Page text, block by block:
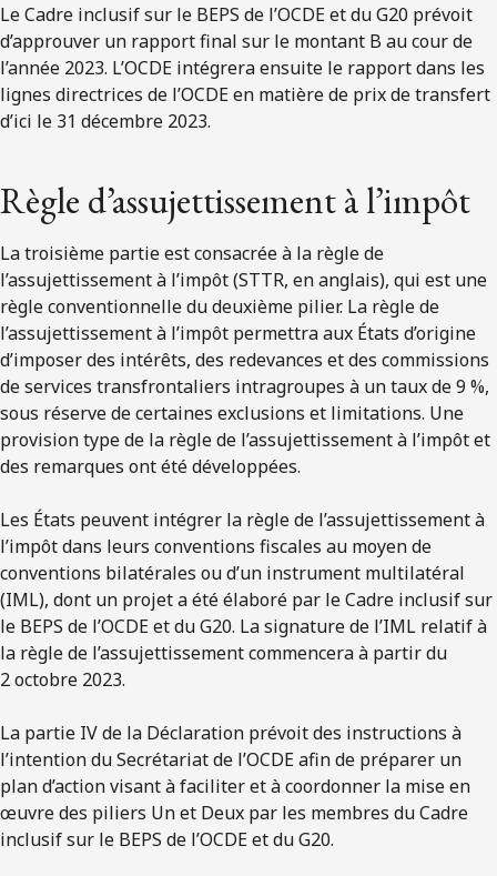
Le Cadre inclusif sur le BEPS de l’OCDE et du G20 prévoit
d’approuver un rapport final sur le montant B au cour de
l’année 2023. L’OCDE intégrera ensuite le rapport dans les
lignes directrices de l’OCDE en matière de prix de transfert
d’ici le 31 décembre 2023.
Règle d’assujettissement à l’impôt
La troisième partie est consacrée à la règle de
l’assujettissement à l’impôt (STTR, en anglais), qui est une
règle conventionnelle du deuxième pilier. La règle de
l’assujettissement à l’impôt permettra aux États d’origine
d’imposer des intérêts, des redevances et des commissions
de services transfrontaliers intragroupes à un taux de 9 %,
sous réserve de certaines exclusions et limitations. Une
provision type de la règle de l’assujettissement à l’impôt et
des remarques ont été développées.
Les États peuvent intégrer la règle de l’assujettissement à
l’impôt dans leurs conventions fiscales au moyen de
conventions bilatérales ou d’un instrument multilatéral
(IML), dont un projet a été élaboré par le Cadre inclusif sur
le BEPS de l’OCDE et du G20. La signature de l’IML relatif à
la règle de l’assujettissement commencera à partir du
2 octobre 2023.
La partie IV de la Déclaration prévoit des instructions à
l’intention du Secrétariat de l’OCDE afin de préparer un
plan d’action visant à faciliter et à coordonner la mise en
œuvre des piliers Un et Deux par les membres du Cadre
inclusif sur le BEPS de l’OCDE et du G20.